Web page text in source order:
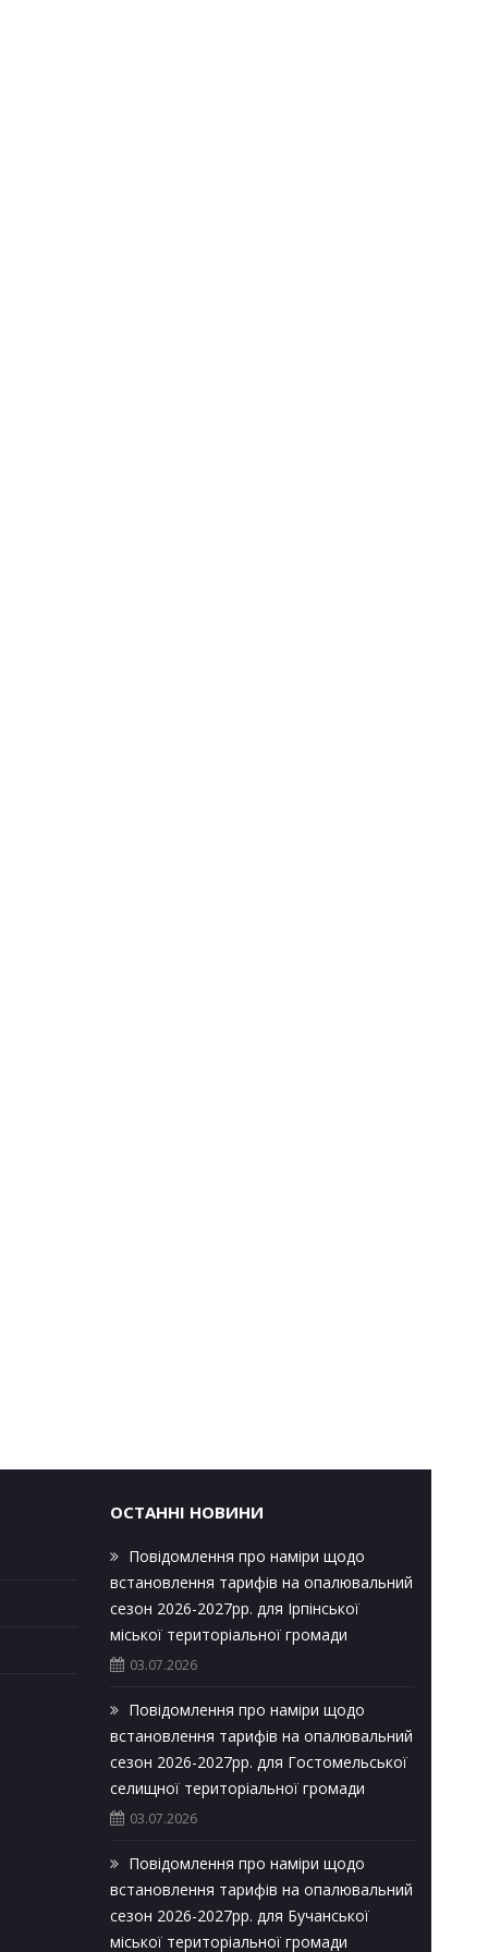
ОСТАННІ НОВИНИ
Повідомлення про наміри щодо
встановлення тарифів на опалювальний
сезон 2026-2027рр. для Ірпінської
міської територіальної громади
03.07.2026
Повідомлення про наміри щодо
встановлення тарифів на опалювальний
сезон 2026-2027рр. для Гостомельської
селищної територіальної громади
03.07.2026
Повідомлення про наміри щодо
встановлення тарифів на опалювальний
сезон 2026-2027рр. для Бучанської
міської територіальної громади